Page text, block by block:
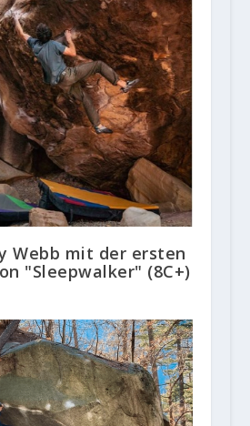
Webb mit der ersten
"Sleepwalker" (8C+)